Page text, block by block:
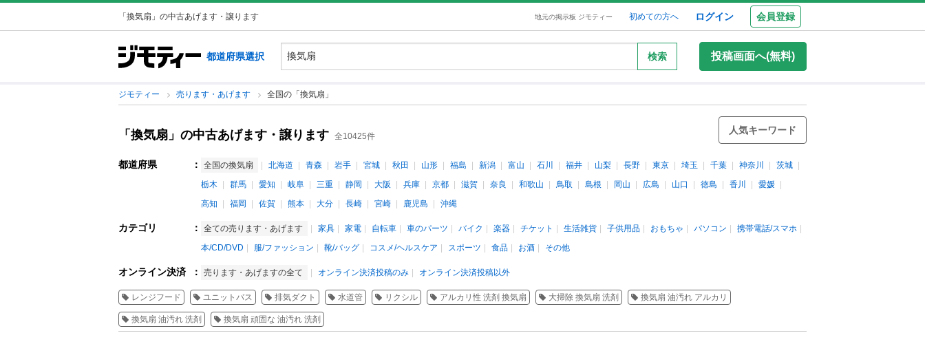
「換気扇」の中古あげます・譲ります 地元の掲示板 ジモティー 初めての方へ ログイン 会員登録
都道府県選択 検索 投稿画面へ(無料)
ジモティー 売ります・あげます 全国の「換気扇」
「換気扇」の中古あげます・譲ります 全10425件
人気キーワード
都道府県 ： 全国の換気扇 北海道 青森 岩手 宮城 秋田 山形 福島 新潟 富山 石川 福井 山梨 長野 東京 埼玉 千葉 神奈川
茨城
栃木
群馬 愛知 岐阜 三重 静岡 大阪 兵庫 京都 滋賀 奈良 和歌山 鳥取 島根 岡山 広島 山口 徳島 香川
愛媛
高知
福岡 佐賀 熊本 大分 長崎 宮崎 鹿児島 沖縄
カテゴリ ： 全ての売ります・あげます 家具 家電 自転車 車のパーツ バイク 楽器 チケット 生活雑貨 子供用品 おもちゃ パソコン
携帯電話/スマホ
本/CD/DVD
服/ファッション 靴/バッグ コスメ/ヘルスケア スポーツ 食品 お酒 その他
オンライン決済 ： 売ります・あげますの全て オンライン決済投稿のみ オンライン決済投稿以外
レンジフード ユニットバス 排気ダクト 水道管 リクシル アルカリ性 洗剤 換気扇 大掃除 換気扇 洗剤 換気扇 油汚れ アルカリ
換気扇 油汚れ 洗剤 換気扇 頑固な 油汚れ 洗剤